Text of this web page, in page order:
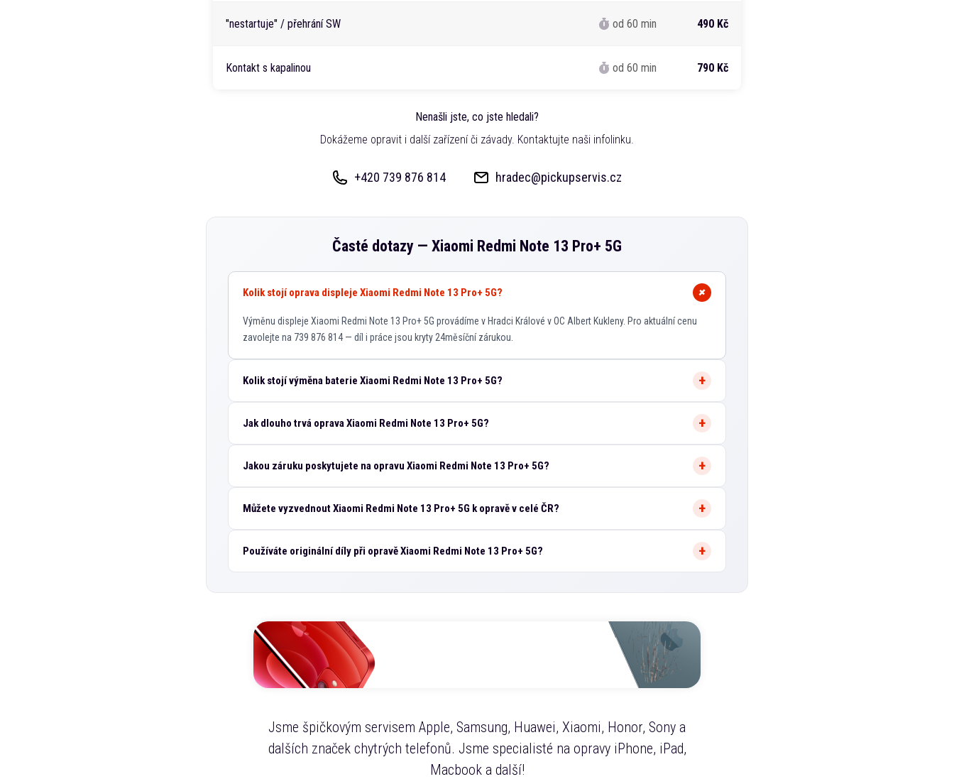
"nestartuje" / přehrání SW od 60 min 490 Kč
Kontakt s kapalinou od 60 min 790 Kč
Nenašli jste, co jste hledali?
Dokážeme opravit i další zařízení či závady. Kontaktujte naši infolinku.
+420 739 876 814 hradec@pickupservis.cz
Časté dotazy — Xiaomi Redmi Note 13 Pro+ 5G
Kolik stojí oprava displeje Xiaomi Redmi Note 13 Pro+ 5G?
Výměnu displeje Xiaomi Redmi Note 13 Pro+ 5G provádíme v Hradci Králové v OC Albert Kukleny. Pro aktuální cenu
zavolejte na 739 876 814 — díl i práce jsou kryty 24měsíční zárukou.
Kolik stojí výměna baterie Xiaomi Redmi Note 13 Pro+ 5G?
Jak dlouho trvá oprava Xiaomi Redmi Note 13 Pro+ 5G?
Jakou záruku poskytujete na opravu Xiaomi Redmi Note 13 Pro+ 5G?
Můžete vyzvednout Xiaomi Redmi Note 13 Pro+ 5G k opravě v celé ČR?
Používáte originální díly při opravě Xiaomi Redmi Note 13 Pro+ 5G?
Jsme špičkovým servisem Apple, Samsung, Huawei, Xiaomi, Honor, Sony a
dalších značek chytrých telefonů. Jsme specialisté na opravy iPhone, iPad,
Macbook a další!